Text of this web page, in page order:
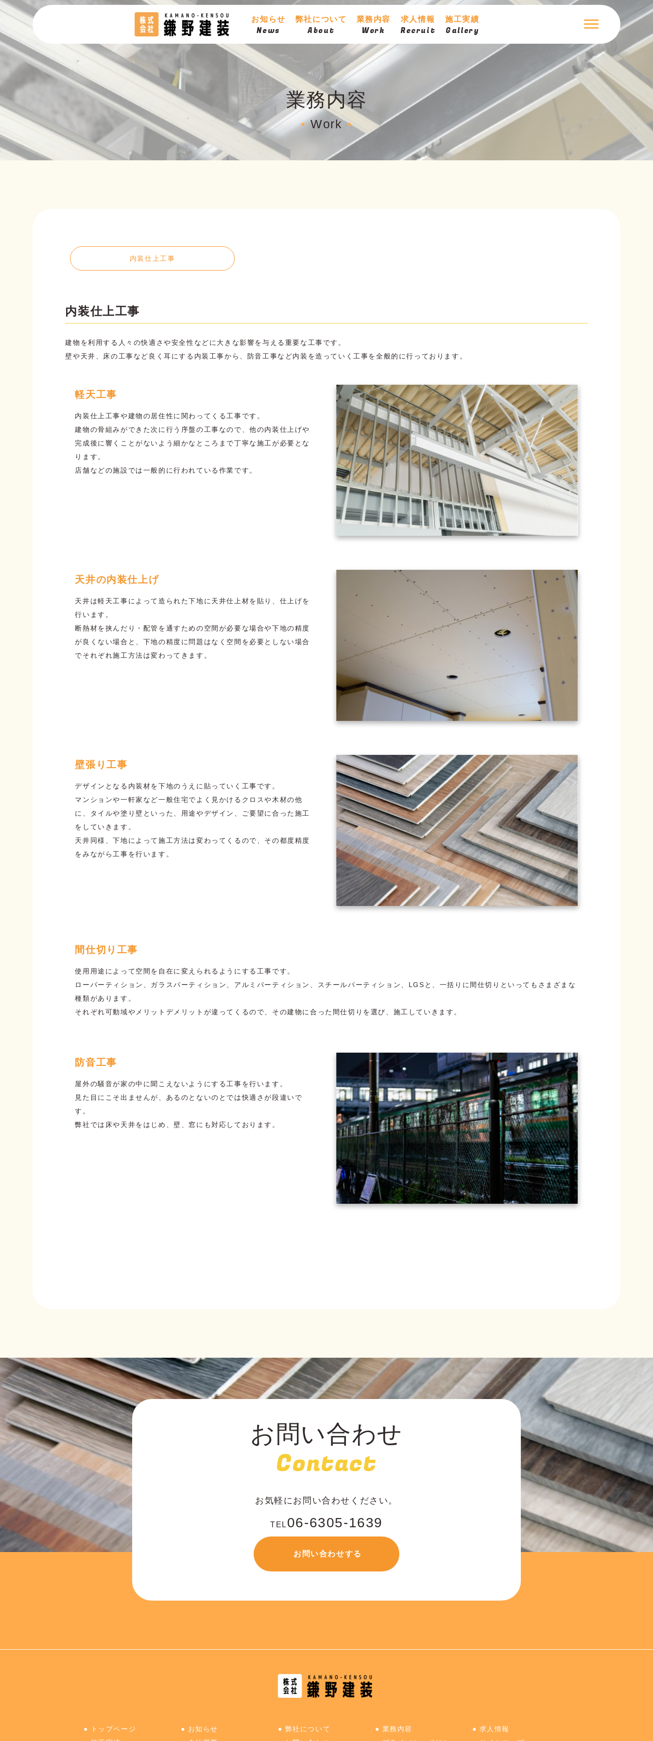
お知らせ
News
弊社について
About
業務内容
Work
求人情報
Recruit
施工実績
Gallery
業務内容
● Work ●
内装仕上工事
内装仕上工事
建物を利用する人々の快適さや安全性などに大きな影響を与える重要な工事です。
壁や天井、床の工事など良く耳にする内装工事から、防音工事など内装を造っていく工事を全般的に行っております。
軽天工事
内装仕上工事や建物の居住性に関わってくる工事です。
建物の骨組みができた次に行う序盤の工事なので、他の内装仕上げや
完成後に響くことがないよう細かなところまで丁寧な施工が必要とな
ります。
店舗などの施設では一般的に行われている作業です。
天井の内装仕上げ
天井は軽天工事によって造られた下地に天井仕上材を貼り、仕上げを
行います。
断熱材を挟んだり・配管を通すための空間が必要な場合や下地の精度
が良くない場合と、下地の精度に問題はなく空間を必要としない場合
でそれぞれ施工方法は変わってきます。
壁張り工事
デザインとなる内装材を下地のうえに貼っていく工事です。
マンションや一軒家など一般住宅でよく見かけるクロスや木材の他
に、タイルや塗り壁といった、用途やデザイン、ご要望に合った施工
をしていきます。
天井同様、下地によって施工方法は変わってくるので、その都度精度
をみながら工事を行います。
間仕切り工事
使用用途によって空間を自在に変えられるようにする工事です。
ローパーティション、ガラスパーティション、アルミパーティション、スチールパーティション、LGSと、一括りに間仕切りといってもさまざまな
種類があります。
それぞれ可動域やメリットデメリットが違ってくるので、その建物に合った間仕切りを選び、施工していきます。
防音工事
屋外の騒音が家の中に聞こえないようにする工事を行います。
見た目にこそ出ませんが、あるのとないのとでは快適さが段違いで
す。
弊社では床や天井をはじめ、壁、窓にも対応しております。
お問い合わせ
Contact
お気軽にお問い合わせください。
TEL 06-6305-1639
お問い合わせする
● トップページ ● お知らせ ● 弊社について ● 業務内容 ● 求人情報